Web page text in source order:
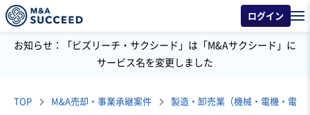
ログイン
お知らせ：「ビズリーチ・サクシード」は「M&Aサクシード」に
サービス名を変更しました
TOP M&A売却・事業承継案件 製造・卸売業（機械・電機・電子